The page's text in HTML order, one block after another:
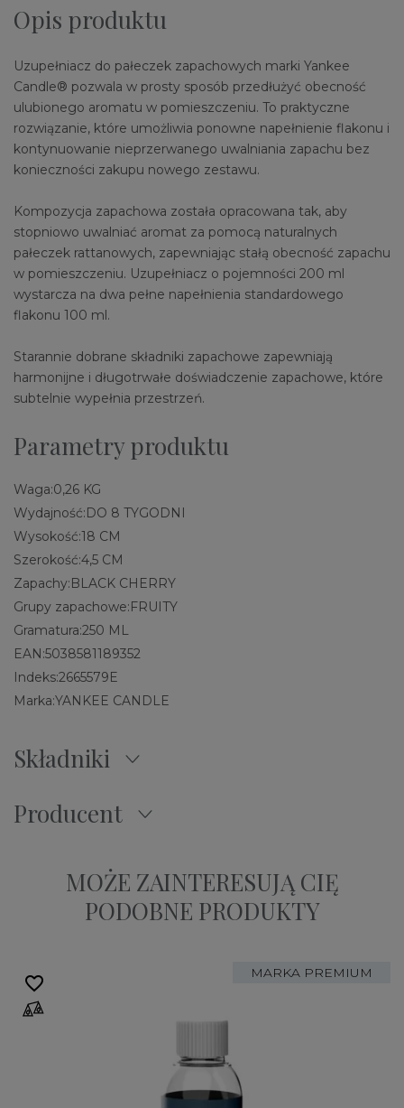
Opis produktu
Uzupełniacz do pałeczek zapachowych marki Yankee
Candle® pozwala w prosty sposób przedłużyć obecność
ulubionego aromatu w pomieszczeniu. To praktyczne
rozwiązanie, które umożliwia ponowne napełnienie flakonu i
kontynuowanie nieprzerwanego uwalniania zapachu bez
konieczności zakupu nowego zestawu.
Kompozycja zapachowa została opracowana tak, aby
stopniowo uwalniać aromat za pomocą naturalnych
pałeczek rattanowych, zapewniając stałą obecność zapachu
w pomieszczeniu. Uzupełniacz o pojemności 200 ml
wystarcza na dwa pełne napełnienia standardowego
flakonu 100 ml.
Starannie dobrane składniki zapachowe zapewniają
harmonijne i długotrwałe doświadczenie zapachowe, które
subtelnie wypełnia przestrzeń.
Parametry produktu
Waga:0,26 KG
Wydajność:DO 8 TYGODNI
Wysokość:18 CM
Szerokość:4,5 CM
Zapachy:BLACK CHERRY
Grupy zapachowe:FRUITY
Gramatura:250 ML
EAN:5038581189352
Indeks:2665579E
Marka:YANKEE CANDLE
Składniki
Producent
MOŻE ZAINTERESUJĄ CIĘ
PODOBNE PRODUKTY
MARKA PREMIUM
favorite_border